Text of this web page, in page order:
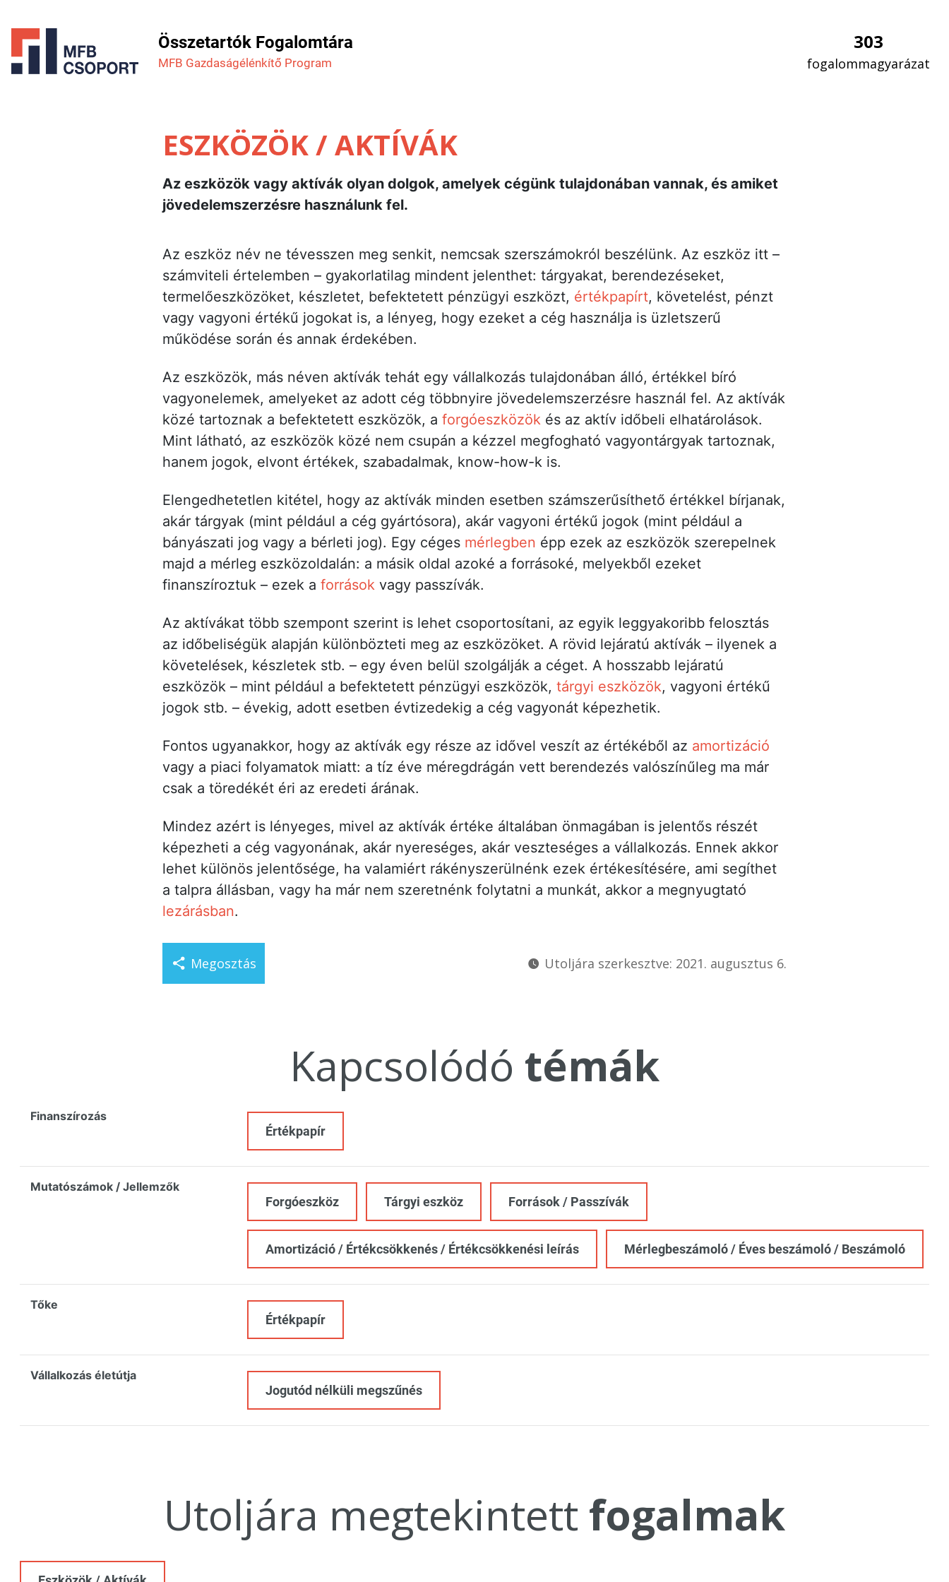
Összetartók Fogalomtára
MFB Gazdaság­élénkítő Program
303
fogalommagyarázat
ESZKÖZÖK / AKTÍVÁK
Az eszközök vagy aktívák olyan dolgok, amelyek cégünk tulajdonában vannak, és amiket
jövedelemszerzésre használunk fel.
Az eszköz név ne tévesszen meg senkit, nemcsak szerszámokról beszélünk. Az eszköz itt –
számviteli értelemben – gyakorlatilag mindent jelenthet: tárgyakat, berendezéseket,
termelőeszközöket, készletet, befektetett pénzügyi eszközt, értékpapírt, követelést, pénzt
vagy vagyoni értékű jogokat is, a lényeg, hogy ezeket a cég használja is üzletszerű
működése során és annak érdekében.
Az eszközök, más néven aktívák tehát egy vállalkozás tulajdonában álló, értékkel bíró
vagyonelemek, amelyeket az adott cég többnyire jövedelemszerzésre használ fel. Az aktívák
közé tartoznak a befektetett eszközök, a forgóeszközökés az aktív időbeli elhatárolások.
Mint látható, az eszközök közé nem csupán a kézzel megfogható vagyontárgyak tartoznak,
hanem jogok, elvont értékek, szabadalmak, know-how-k is.
Elengedhetetlen kitétel, hogy az aktívák minden esetben számszerűsíthető értékkel bírjanak,
akár tárgyak (mint például a cég gyártósora), akár vagyoni értékű jogok (mint például a
bányászati jog vagy a bérleti jog). Egy céges mérlegben épp ezek az eszközök szerepelnek
majd a mérleg eszközoldalán: a másik oldal azoké a forrásoké, melyekből ezeket
finanszíroztuk – ezek a forrásokvagy passzívák.
Az aktívákat több szempont szerint is lehet csoportosítani, az egyik leggyakoribb felosztás
az időbeliségük alapján különbözteti meg az eszközöket. A rövid lejáratú aktívák – ilyenek a
követelések, készletek stb. – egy éven belül szolgálják a céget. A hosszabb lejáratú
eszközök – mint például a befektetett pénzügyi eszközök, tárgyi eszközök, vagyoni értékű
jogok stb. – évekig, adott esetben évtizedekig a cég vagyonát képezhetik.
Fontos ugyanakkor, hogy az aktívák egy része az idővel veszít az értékéből az amortizáció
vagy a piaci folyamatok miatt: a tíz éve méregdrágán vett berendezés valószínűleg ma már
csak a töredékét éri az eredeti árának.
Mindez azért is lényeges, mivel az aktívák értéke általában önmagában is jelentős részét
képezheti a cég vagyonának, akár nyereséges, akár veszteséges a vállalkozás. Ennek akkor
lehet különös jelentősége, ha valamiért rákényszerülnénk ezek értékesítésére, ami segíthet
a talpra állásban, vagy ha már nem szeretnénk folytatni a munkát, akkor a megnyugtató
lezárásban.
Megosztás Utoljára szerkesztve: 2021. augusztus 6.
Kapcsolódó témák
Finanszírozás
Értékpapír
Mutatószámok / Jellemzők
Forgóeszköz Tárgyi eszköz Források / Passzívák
Amortizáció / Értékcsökkenés / Értékcsökkenési leírás Mérlegbeszámoló / Éves beszámoló / Beszámoló
Tőke
Értékpapír
Vállalkozás életútja
Jogutód nélküli megszűnés
Utoljára megtekintett fogalmak